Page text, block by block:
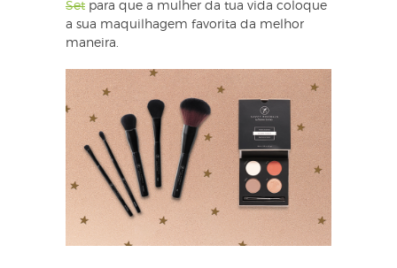
Set para que a mulher da tua vida coloque
a sua maquilhagem favorita da melhor
maneira.